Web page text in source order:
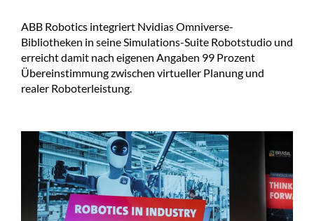
ABB Robotics integriert Nvidias Omniverse-
Bibliotheken in seine Simulations-Suite Robotstudio und
erreicht damit nach eigenen Angaben 99 Prozent
Übereinstimmung zwischen virtueller Planung und
realer Roboterleistung.